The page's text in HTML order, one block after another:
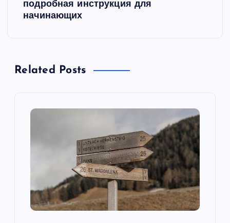
ц
подробная инструкция для
начинающих
Related Posts